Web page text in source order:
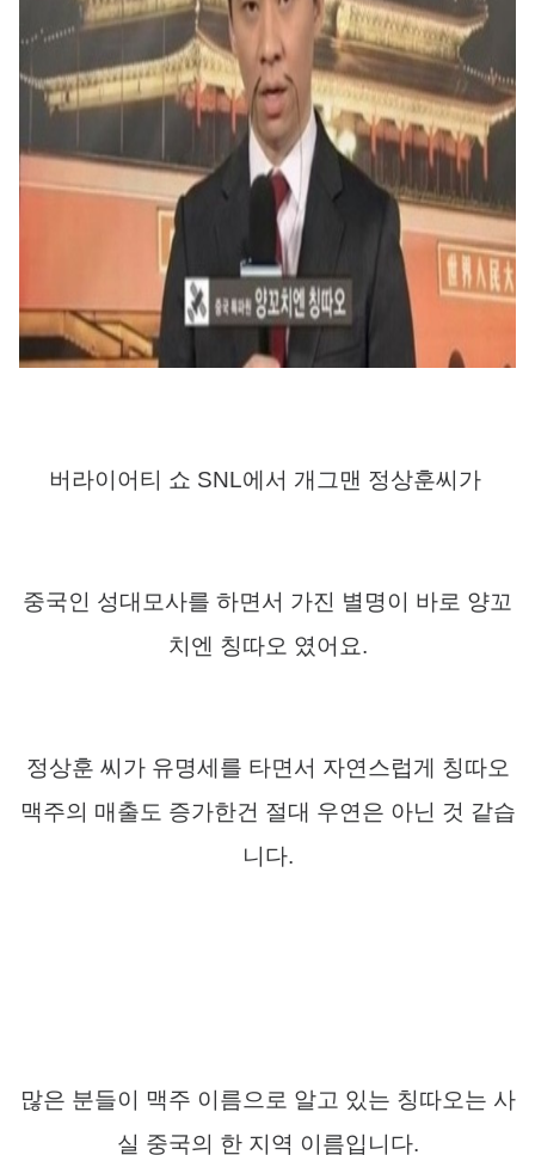
버라이어티 쇼 SNL에서 개그맨 정상훈씨가
중국인 성대모사를 하면서 가진 별명이 바로 양꼬
치엔 칭따오 였어요.
정상훈 씨가 유명세를 타면서 자연스럽게 칭따오
맥주의 매출도 증가한건 절대 우연은 아닌 것 같습
니다.
많은 분들이 맥주 이름으로 알고 있는 칭따오는 사
실 중국의 한 지역 이름입니다.